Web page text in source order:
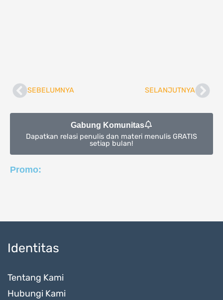
PrevSEBELUMNYA SELANJUTNYA
Gabung Komunitas
Dapatkan relasi penulis dan materi menulis GRATIS
setiap bulan!
Promo:
Identitas
Tentang Kami
Hubungi Kami